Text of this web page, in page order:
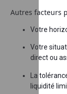
Autres facteurs
Votre
Votre
direct ou
La
liquidité